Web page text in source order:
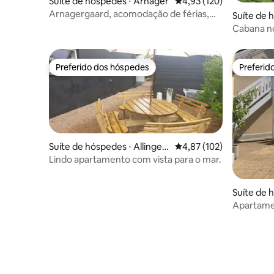
Arnagergaard, acomodação de férias,
Suíte de
s
Cabana
Preferido dos hóspedes
Preferido dos hóspedes
Suíte de hóspedes ⋅ Allinge-
Sandvig
4,87 de uma avaliação
4,87 (102)
Lindo apartamento com vista para o mar.
Suíte de
rg-